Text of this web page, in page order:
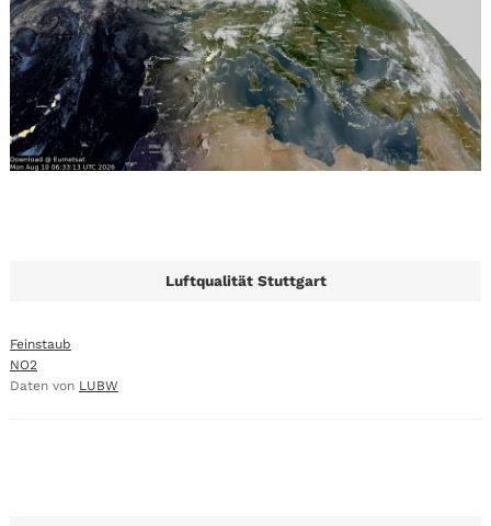
Luftqualität Stuttgart
Feinstaub
NO2
Daten von LUBW